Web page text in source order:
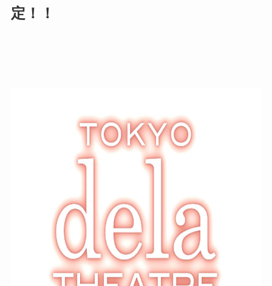
定！！